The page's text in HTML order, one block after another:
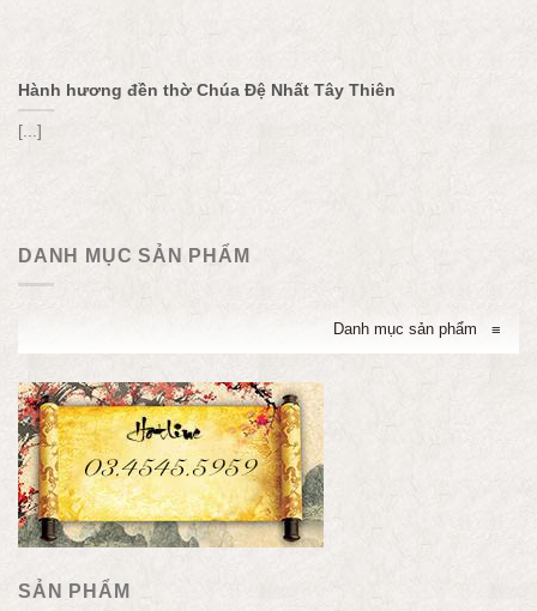
Hành hương đền thờ Chúa Đệ Nhất Tây Thiên
[...]
DANH MỤC SẢN PHẨM
Danh mục sản phẩm ≡
SẢN PHẨM